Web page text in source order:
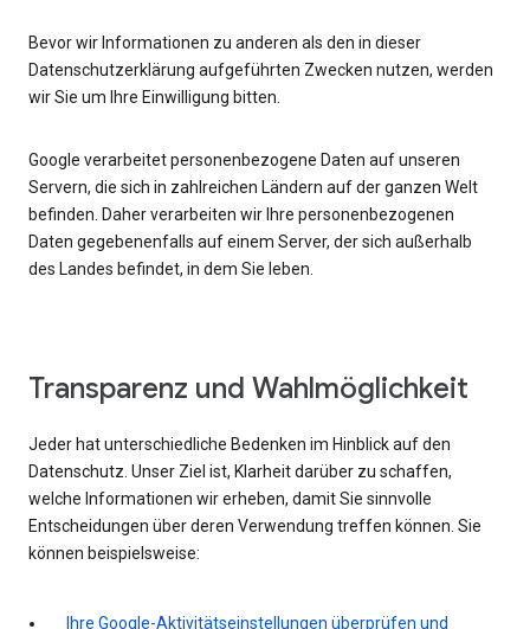
Bevor wir Informationen zu anderen als den in dieser
Datenschutzerklärung aufgeführten Zwecken nutzen, werden
wir Sie um Ihre Einwilligung bitten.
Google verarbeitet personenbezogene Daten auf unseren
Servern, die sich in zahlreichen Ländern auf der ganzen Welt
befinden. Daher verarbeiten wir Ihre personenbezogenen
Daten gegebenenfalls auf einem Server, der sich außerhalb
des Landes befindet, in dem Sie leben.
Transparenz und Wahlmöglichkeit
Jeder hat unterschiedliche Bedenken im Hinblick auf den
Datenschutz. Unser Ziel ist, Klarheit darüber zu schaffen,
welche Informationen wir erheben, damit Sie sinnvolle
Entscheidungen über deren Verwendung treffen können. Sie
können beispielsweise:
Ihre Google-Aktivitätseinstellungen überprüfen und